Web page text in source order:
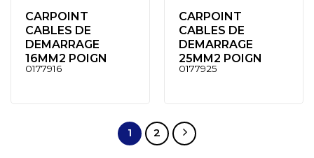
CARPOINT
CABLES DE
DEMARRAGE
16MM2 POIGN
0177916
CARPOINT
CABLES DE
DEMARRAGE
25MM2 POIGN
0177925
1 2